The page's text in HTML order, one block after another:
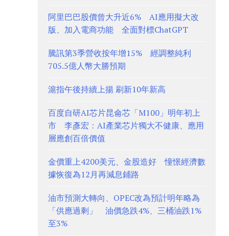
阿里巴巴股價曾大升近6% AI應用擬大改
版、加入電商功能 全面對標ChatGPT
騰訊第3季營收按年增15% 經調整純利
705.5億人幣大勝預期
滬指午後持續上揚 刷新10年新高
百度自研AI芯片昆侖芯「M100」明年初上
市 李彥宏：AI產業芯片獨大不健康、應用
層應創百倍價值
金價重上4200美元、金股造好 憧憬經濟數
據恢復為12月再減息鋪路
油市預測大轉向、OPEC改為預計明年略為
「供應過剩」 油價急跌4%、三桶油跌1%
至3%